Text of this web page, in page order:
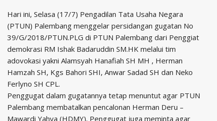
Hari ini, Selasa (17/7) Pengadilan Tata Usaha Negara
(PTUN) Palembang menggelar persidangan gugatan No
39/G/2018/PTUN.PLG di PTUN Palembang dari Penggiat
demokrasi RM Ishak Badaruddin SM.HK melalui tim
adovokasi yakni Alamsyah Hanafiah SH MH , Herman
Hamzah SH, Kgs Bahori SHI, Anwar Sadad SH dan Neko
Ferlyno SH CPL.
Penggugat dalam gugatannya tetap menuntut agar PTUN
Palembang membatalkan pencalonan Herman Deru –
Mawardi Yahya (HDMY). Penggugat juga meminta agar